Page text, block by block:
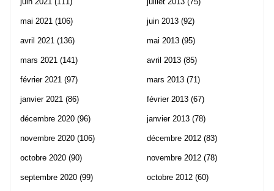
mai 2021 (106)
avril 2021 (136)
mars 2021 (141)
février 2021 (97)
janvier 2021 (86)
décembre 2020 (96)
novembre 2020 (106)
octobre 2020 (90)
septembre 2020 (99)
juin 2013 (92)
mai 2013 (95)
avril 2013 (85)
mars 2013 (71)
février 2013 (67)
janvier 2013 (78)
décembre 2012 (83)
novembre 2012 (78)
octobre 2012 (60)